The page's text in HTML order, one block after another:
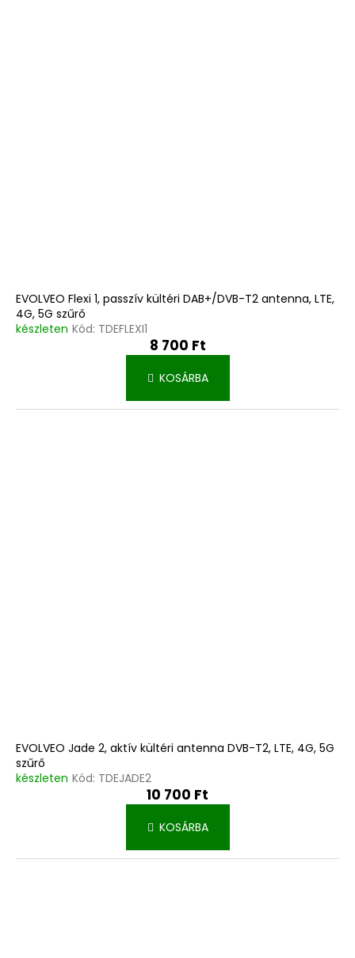
EVOLVEO Flexi 1, passzív kültéri DAB+/DVB-T2 antenna, LTE,
4G, 5G szűrő
készleten Kód: TDEFLEXI1
8 700 Ft
KOSÁRBA
EVOLVEO Jade 2, aktív kültéri antenna DVB-T2, LTE, 4G, 5G
szűrő
készleten Kód: TDEJADE2
10 700 Ft
KOSÁRBA